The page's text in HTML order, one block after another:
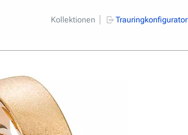
Kollektionen Trauringkonfigurator